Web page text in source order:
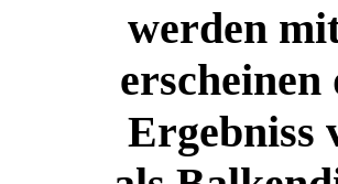
werden
erscheinen
Ergebniss